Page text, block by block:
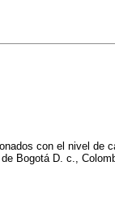
con el nivel de
Bogotá D. c.,